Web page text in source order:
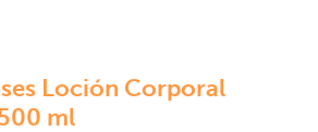
Loción Corporal
ml